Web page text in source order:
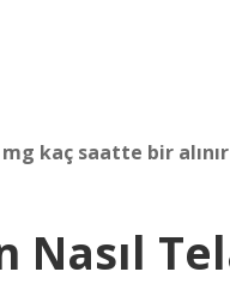
kaç saatte bir alınır
Nasıl